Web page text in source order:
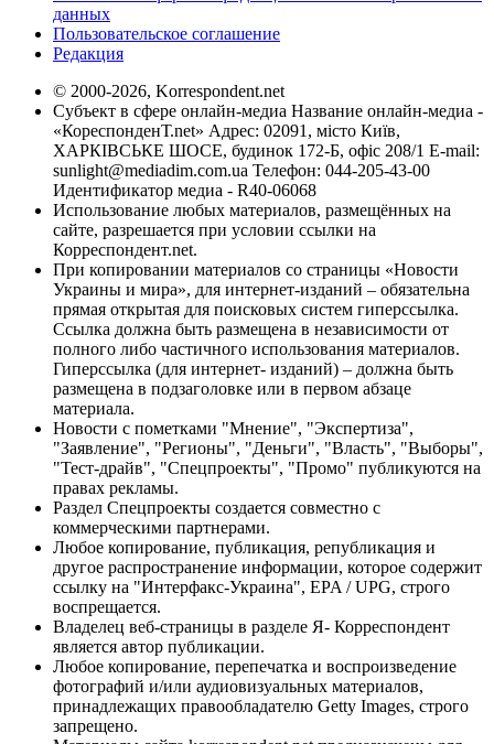
данных
Пользовательское соглашение
Редакция
© 2000-2026, Korrespondent.net
Субъект в сфере онлайн-медиа Название онлайн-медиа -
«КореспонденТ.net» Адрес: 02091, місто Київ,
ХАРКІВСЬКЕ ШОСЕ, будинок 172-Б, офіс 208/1 E-mail:
sunlight@mediadim.com.ua Телефон: 044-205-43-00
Идентификатор медиа - R40-06068
Использование любых материалов, размещённых на
сайте, разрешается при условии ссылки на
Корреспондент.net.
При копировании материалов со страницы «Новости
Украины и мира», для интернет-изданий – обязательна
прямая открытая для поисковых систем гиперссылка.
Ссылка должна быть размещена в независимости от
полного либо частичного использования материалов.
Гиперссылка (для интернет- изданий) – должна быть
размещена в подзаголовке или в первом абзаце
материала.
Новости с пометками "Мнение", "Экспертиза",
"Заявление", "Регионы", "Деньги", "Власть", "Выборы",
"Тест-драйв", "Спецпроекты", "Промо" публикуются на
правах рекламы.
Раздел Спецпроекты создается совместно с
коммерческими партнерами.
Любое копирование, публикация, републикация и
другое распространение информации, которое содержит
ссылку на "Интерфакс-Украина", EPA / UPG, строго
воспрещается.
Владелец веб-страницы в разделе Я- Корреспондент
является автор публикации.
Любое копирование, перепечатка и воспроизведение
фотографий и/или аудиовизуальных материалов,
принадлежащих правообладателю Getty Images, строго
запрещено.